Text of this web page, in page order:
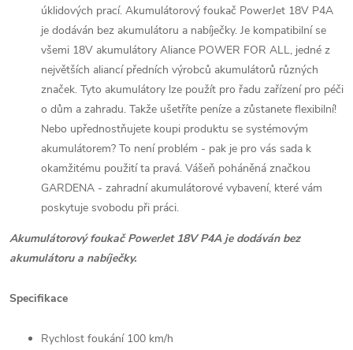
úklidových prací. Akumulátorový foukač PowerJet 18V P4A
je dodáván bez akumulátoru a nabíječky. Je kompatibilní se
všemi 18V akumulátory Aliance POWER FOR ALL, jedné z
největších aliancí předních výrobců akumulátorů různých
značek. Tyto akumulátory lze použít pro řadu zařízení pro péči
o dům a zahradu. Takže ušetříte peníze a zůstanete flexibilní!
Nebo upřednostňujete koupi produktu se systémovým
akumulátorem? To není problém - pak je pro vás sada k
okamžitému použití ta pravá. Vášeň poháněná značkou
GARDENA - zahradní akumulátorové vybavení, které vám
poskytuje svobodu při práci.
Akumulátorový foukač PowerJet 18V P4A je dodáván bez
akumulátoru a nabíječky.
Specifikace
Rychlost foukání 100 km/h